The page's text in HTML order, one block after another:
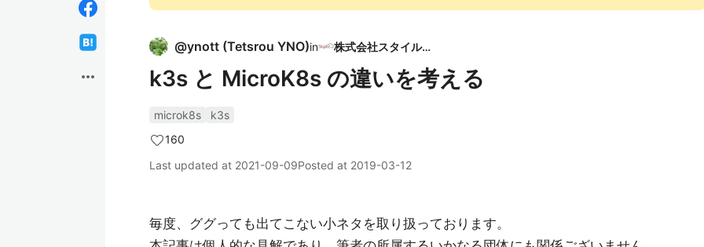
more_horiz
@ynott (Tetsrou YNO)in 株式会社スタイルズ
k3s と MicroK8s の違いを考える
microk8s
k3s
160
Last updated at 2021-09-09Posted at 2019-03-12
毎度、ググっても出てこない小ネタを取り扱っております。